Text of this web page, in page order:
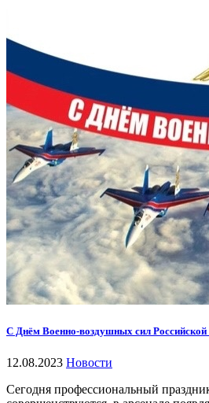
С Днём Военно-воздушных сил
12.08.2023 Новости
Сегодня профессиональный